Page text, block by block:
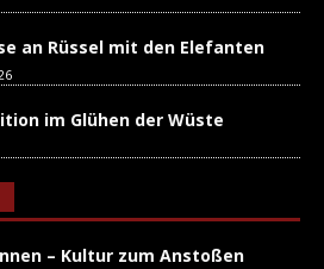
an Rüssel mit den Elefanten
im Glühen der Wüste
– Kultur zum Anstoßen